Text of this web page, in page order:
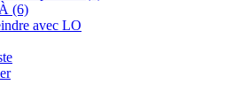
(6)
avec LO